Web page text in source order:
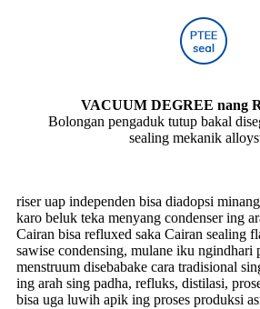
VACUUM DEGREE nang
Bolongan pengaduk tutup bakal
sealing mekanik
riser uap independen bisa diadopsi
karo beluk teka menyang condenser ing
Cairan bisa refluxed saka Cairan sealing
sawise condensing, mulane iku ngindhari
menstruum disebabake cara tradisional
ing arah sing padha, refluks, distilasi,
bisa uga luwih apik ing proses produksi